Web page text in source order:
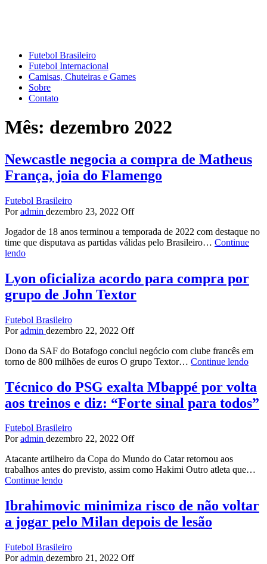
Futebol Brasileiro
Futebol Internacional
Camisas, Chuteiras e Games
Sobre
Contato
Mês: dezembro 2022
Newcastle negocia a compra de Matheus
França, joia do Flamengo
Futebol Brasileiro
Por admin dezembro 23, 2022 Off
Jogador de 18 anos terminou a temporada de 2022 com destaque no
time que disputava as partidas válidas pelo Brasileiro… Continue
lendo
Lyon oficializa acordo para compra por
grupo de John Textor
Futebol Brasileiro
Por admin dezembro 22, 2022 Off
Dono da SAF do Botafogo conclui negócio com clube francês em
torno de 800 milhões de euros O grupo Textor… Continue lendo
Técnico do PSG exalta Mbappé por volta
aos treinos e diz: “Forte sinal para todos”
Futebol Brasileiro
Por admin dezembro 22, 2022 Off
Atacante artilheiro da Copa do Mundo do Catar retornou aos
trabalhos antes do previsto, assim como Hakimi Outro atleta que…
Continue lendo
Ibrahimovic minimiza risco de não voltar
a jogar pelo Milan depois de lesão
Futebol Brasileiro
Por admin dezembro 21, 2022 Off